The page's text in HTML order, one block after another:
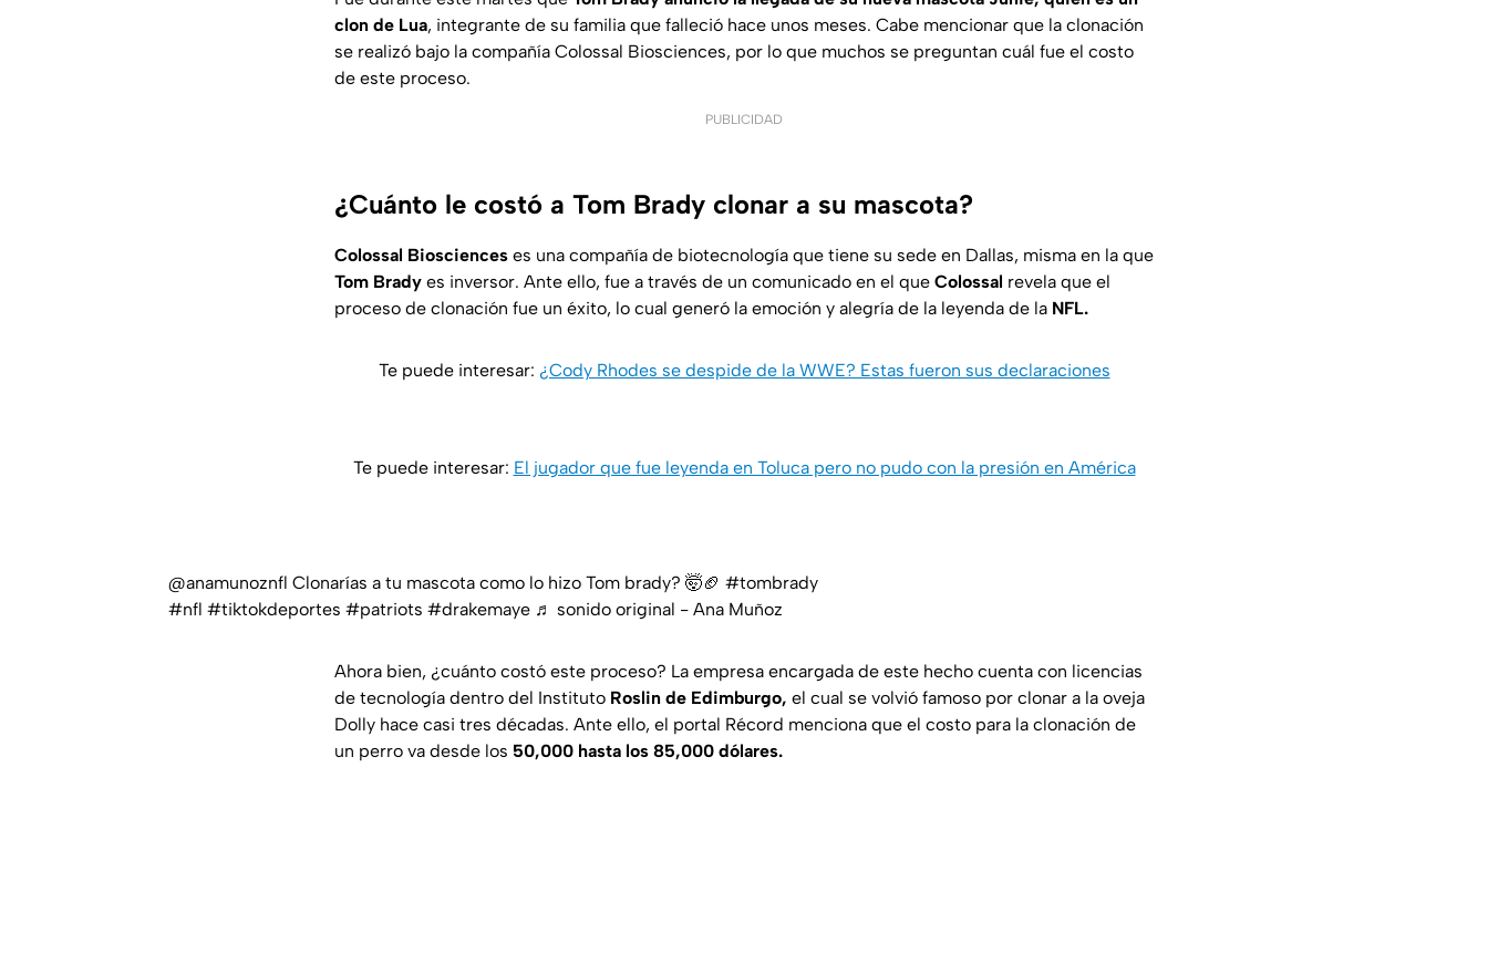
clon de Lua, integrante de su familia que falleció hace unos meses. Cabe mencionar que la clonación
se realizó bajo la compañía Colossal Biosciences, por lo que muchos se preguntan cuál fue el costo
de este proceso.
PUBLICIDAD
¿Cuánto le costó a Tom Brady clonar a su mascota?
Colossal Biosciences es una compañía de biotecnología que tiene su sede en Dallas, misma en la que
Tom Brady es inversor. Ante ello, fue a través de un comunicado en el que Colossal revela que el
proceso de clonación fue un éxito, lo cual generó la emoción y alegría de la leyenda de la NFL.
Te puede interesar: ¿Cody Rhodes se despide de la WWE? Estas fueron sus declaraciones
Te puede interesar: El jugador que fue leyenda en Toluca pero no pudo con la presión en América
@anamunoznfl Clonarías a tu mascota como lo hizo Tom brady? 🤯🏈 #tombrady
#nfl #tiktokdeportes #patriots #drakemaye ♬ sonido original - Ana Muñoz
Ahora bien, ¿cuánto costó este proceso? La empresa encargada de este hecho cuenta con licencias
de tecnología dentro del Instituto Roslin de Edimburgo, el cual se volvió famoso por clonar a la oveja
Dolly hace casi tres décadas. Ante ello, el portal Récord menciona que el costo para la clonación de
un perro va desde los 50,000 hasta los 85,000 dólares.